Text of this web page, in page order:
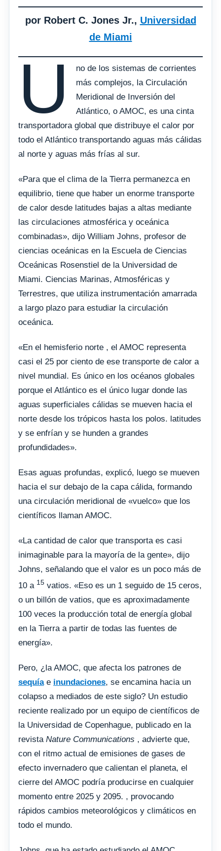
por Robert C. Jones Jr., Universidad
de Miami
U
no de los sistemas de corrientes
más complejos, la Circulación
Meridional de Inversión del
Atlántico, o AMOC, es una cinta
transportadora global que distribuye el calor por
todo el Atlántico transportando aguas más cálidas
al norte y aguas más frías al sur.
«Para que el clima de la Tierra permanezca en
equilibrio, tiene que haber un enorme transporte
de calor desde latitudes bajas a altas mediante
las circulaciones atmosférica y oceánica
combinadas», dijo William Johns, profesor de
ciencias oceánicas en la Escuela de Ciencias
Oceánicas Rosenstiel de la Universidad de
Miami. Ciencias Marinas, Atmosféricas y
Terrestres, que utiliza instrumentación amarrada
a largo plazo para estudiar la circulación
oceánica.
«En el hemisferio norte , el AMOC representa
casi el 25 por ciento de ese transporte de calor a
nivel mundial. Es único en los océanos globales
porque el Atlántico es el único lugar donde las
aguas superficiales cálidas se mueven hacia el
norte desde los trópicos hasta los polos. latitudes
y se enfrían y se hunden a grandes
profundidades».
Esas aguas profundas, explicó, luego se mueven
hacia el sur debajo de la capa cálida, formando
una circulación meridional de «vuelco» que los
científicos llaman AMOC.
«La cantidad de calor que transporta es casi
inimaginable para la mayoría de la gente», dijo
Johns, señalando que el valor es un poco más de
10 a 15 vatios. «Eso es un 1 seguido de 15 ceros,
o un billón de vatios, que es aproximadamente
100 veces la producción total de energía global
en la Tierra a partir de todas las fuentes de
energía».
Pero, ¿la AMOC, que afecta los patrones de
sequíae inundaciones, se encamina hacia un
colapso a mediados de este siglo? Un estudio
reciente realizado por un equipo de científicos de
la Universidad de Copenhague, publicado en la
revista Nature Communications , advierte que,
con el ritmo actual de emisiones de gases de
efecto invernadero que calientan el planeta, el
cierre del AMOC podría producirse en cualquier
momento entre 2025 y 2095. , provocando
rápidos cambios meteorológicos y climáticos en
todo el mundo.